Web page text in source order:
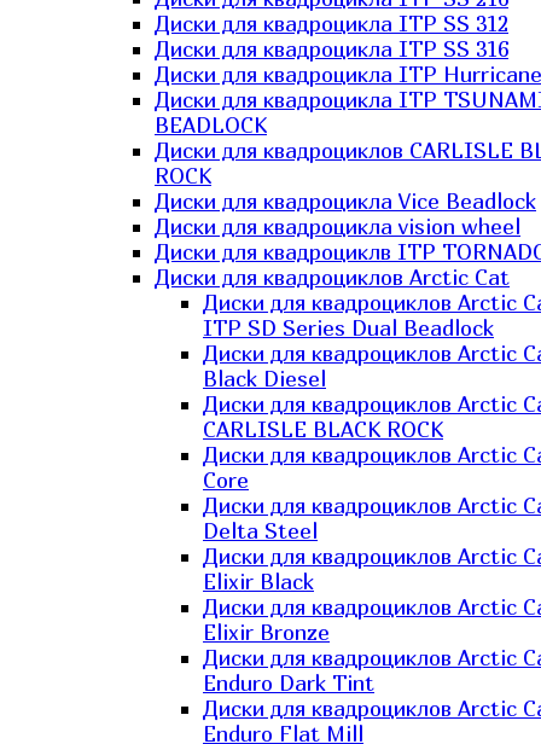
Диски для квадроцикла ITP SS 312
Диски для квадроцикла ITP SS 316
Диски для квадроцикла ITP Hurricane
Диски для квадроцикла ITP
BEADLOCK
Диски для квадроциклов CARLISLE
ROCK
Диски для квадроцикла Vice Beadlock
Диски для квадроцикла vision wheel
Диски для квадроциклв ITP
Диски для квадроциклов Arctic Cat
Диски для квадроциклов Arctic
ITP SD Series Dual Beadlock
Диски для квадроциклов Arctic
Black Diesel
Диски для квадроциклов Arctic
CARLISLE BLACK ROCK
Диски для квадроциклов Arctic
Core
Диски для квадроциклов Arctic
Delta Steel
Диски для квадроциклов Arctic
Elixir Black
Диски для квадроциклов Arctic
Elixir Bronze
Диски для квадроциклов Arctic
Enduro Dark Tint
Диски для квадроциклов Arctic
Enduro Flat Mill